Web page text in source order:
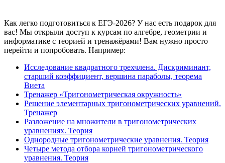
Как легко подготовиться к ЕГЭ-2026? У нас есть подарок для
вас! Мы открыли доступ к курсам по алгебре, геометрии и
информатике с теорией и тренажёрами! Вам нужно просто
перейти и попробовать. Например:
Исследование квадратного трехчлена. Дискриминант,
старший коэффициент, вершина параболы, теорема
Виета
Тренажер «Тригонометрическая окружность»
Решение элементарных тригонометрических уравнений.
Тренажер
Разложение на множители в тригонометрических
уравнениях. Теория
Однородные тригонометрические уравнения. Теория
Четыре метода отбора корней тригонометрического
уравнения. Теория